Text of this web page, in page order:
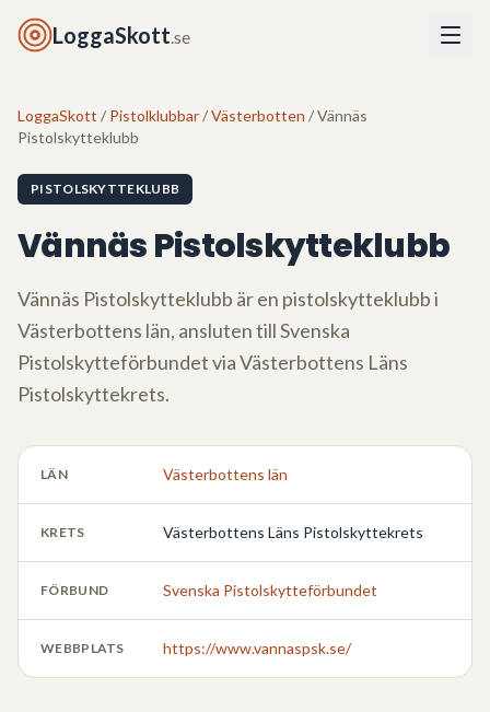
LoggaSkott.se
LoggaSkott / Pistolklubbar/Västerbotten / Vännäs
Pistolskytteklubb
PISTOLSKYTTEKLUBB
Vännäs Pistolskytteklubb
Vännäs Pistolskytteklubb är en pistolskytteklubb i
Västerbottens län, ansluten till Svenska
Pistolskytteförbundet viaVästerbottens Läns
Pistolskyttekrets.
LÄN Västerbottens län
KRETS Västerbottens Läns Pistolskyttekrets
FÖRBUND Svenska Pistolskytteförbundet
WEBBPLATS https://www.vannaspsk.se/